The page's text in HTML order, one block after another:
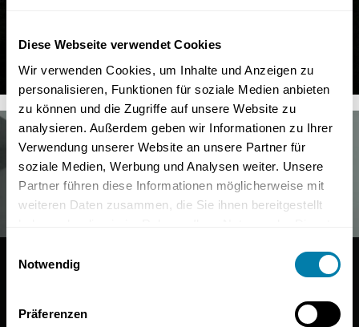
Diese Webseite verwendet Cookies
Wir verwenden Cookies, um Inhalte und Anzeigen zu
personalisieren, Funktionen für soziale Medien anbieten
zu können und die Zugriffe auf unsere Website zu
analysieren. Außerdem geben wir Informationen zu Ihrer
Verwendung unserer Website an unsere Partner für
soziale Medien, Werbung und Analysen weiter. Unsere
Partner führen diese Informationen möglicherweise mit
weiteren Daten zusammen, die Sie ihnen bereitgestellt
Notwendig
Präferenzen
GROSSHADERN
Discover now